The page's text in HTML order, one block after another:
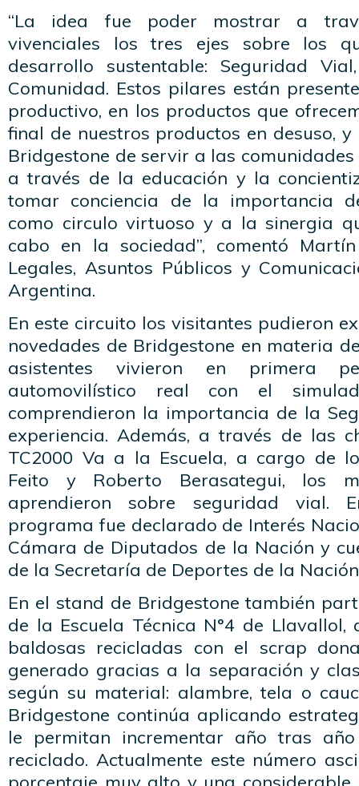
“La idea fue poder mostrar a
vivenciales los tres ejes sobre los
desarrollo sustentable: Seguridad
Comunidad. Estos pilares están
productivo, en los productos que
final de nuestros productos en desuso,
Bridgestone de servir a las
a través de la educación y la
tomar conciencia de la importancia
como circulo virtuoso y a la sinergia
cabo en la sociedad”, comentó
Legales, Asuntos Públicos y
Argentina.
En este circuito los visitantes pudieron
novedades de Bridgestone en materia
asistentes vivieron en primera
automovilístico real con el
comprendieron la importancia de la
experiencia. Además, a través de las
TC2000 Va a la Escuela, a cargo de
Feito y Roberto Berasategui, los
aprendieron sobre seguridad vial.
programa fue declarado de Interés
Cámara de Diputados de la Nación y
de la Secretaría de Deportes de la
En el stand de Bridgestone también
de la Escuela Técnica N°4 de
baldosas recicladas con el scrap
generado gracias a la separación y
según su material: alambre, tela o
Bridgestone continúa aplicando
le permitan incrementar año tras
reciclado. Actualmente este número